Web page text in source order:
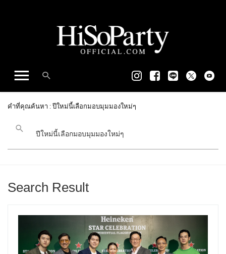
คำที่คุณค้นหา : ปีใหม่นี้เลือกมอบมุมมองใหม่ๆ
Search Result